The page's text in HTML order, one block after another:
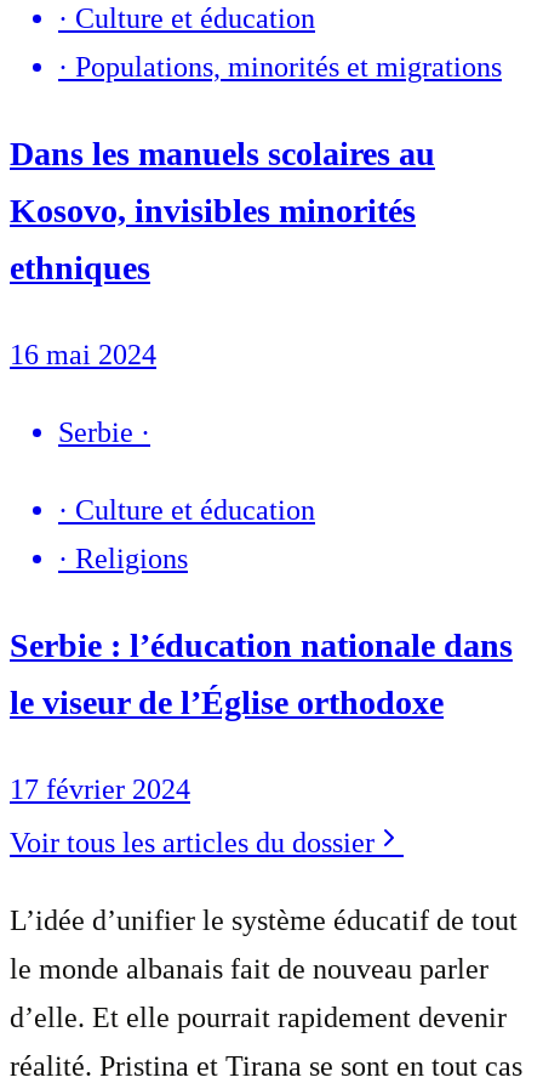
· Culture et éducation
· Populations, minorités et migrations
Dans les manuels scolaires au
Kosovo, invisibles minorités
ethniques
16 mai 2024
Serbie ·
· Culture et éducation
· Religions
Serbie : l’éducation nationale dans
le viseur de l’Église orthodoxe
17 février 2024
Voir tous les articles du dossier
L’idée d’unifier le système éducatif de tout
le monde albanais fait de nouveau parler
d’elle. Et elle pourrait rapidement devenir
réalité. Pristina et Tirana se sont en tout cas